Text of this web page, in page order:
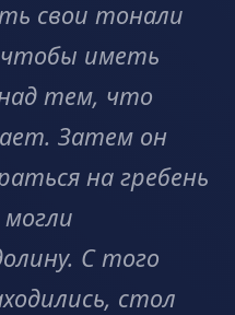
свои тонали
чтобы иметь
тем, что
Затем он
на гребень
С того
стол